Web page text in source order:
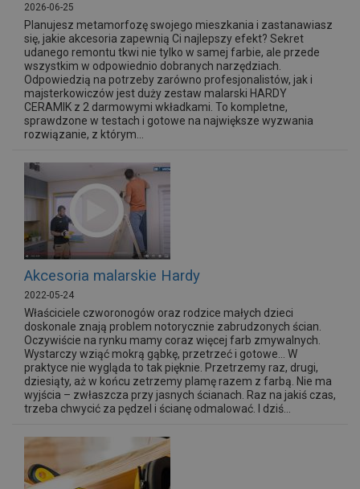
2026-06-25
Planujesz metamorfozę swojego mieszkania i zastanawiasz
się, jakie akcesoria zapewnią Ci najlepszy efekt? Sekret
udanego remontu tkwi nie tylko w samej farbie, ale przede
wszystkim w odpowiednio dobranych narzędziach.
Odpowiedzią na potrzeby zarówno profesjonalistów, jak i
majsterkowiczów jest duży zestaw malarski HARDY
CERAMIK z 2 darmowymi wkładkami. To kompletne,
sprawdzone w testach i gotowe na największe wyzwania
rozwiązanie, z którym...
Akcesoria malarskie Hardy
2022-05-24
Właściciele czworonogów oraz rodzice małych dzieci
doskonale znają problem notorycznie zabrudzonych ścian.
Oczywiście na rynku mamy coraz więcej farb zmywalnych.
Wystarczy wziąć mokrą gąbkę, przetrzeć i gotowe… W
praktyce nie wygląda to tak pięknie. Przetrzemy raz, drugi,
dziesiąty, aż w końcu zetrzemy plamę razem z farbą. Nie ma
wyjścia – zwłaszcza przy jasnych ścianach. Raz na jakiś czas,
trzeba chwycić za pędzel i ścianę odmalować. I dziś...